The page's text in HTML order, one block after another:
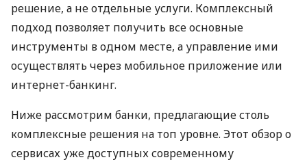
решение, а не отдельные услуги. Комплексный
подход позволяет получить все основные
инструменты в одном месте, а управление ими
осуществлять через мобильное приложение или
интернет-банкинг.
Ниже рассмотрим банки, предлагающие столь
комплексные решения на топ уровне. Этот обзор о
сервисах уже доступных современному